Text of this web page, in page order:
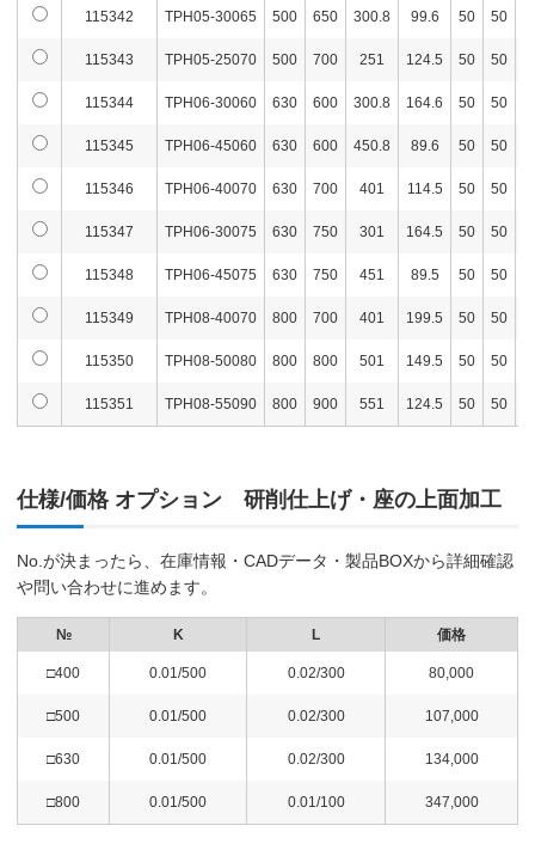
115342 TPH05-30065 500 650 300.8 99.6 50 50
115343 TPH05-25070 500 700 251 124.5 50 50
115344 TPH06-30060 630 600 300.8 164.6 50 50
115345 TPH06-45060 630 600 450.8 89.6 50 50
115346 TPH06-40070 630 700 401 114.5 50 50
115347 TPH06-30075 630 750 301 164.5 50 50
115348 TPH06-45075 630 750 451 89.5 50 50
115349 TPH08-40070 800 700 401 199.5 50 50
115350 TPH08-50080 800 800 501 149.5 50 50
115351 TPH08-55090 800 900 551 124.5 50 50
仕様/価格 オプション 研削仕上げ・座の上面加工
No.が決まったら、在庫情報・CADデータ・製品BOXから詳細確認
や問い合わせに進めます。
№ K L 価格
□400 0.01/500 0.02/300 80,000
□500 0.01/500 0.02/300 107,000
□630 0.01/500 0.02/300 134,000
□800 0.01/500 0.01/100 347,000